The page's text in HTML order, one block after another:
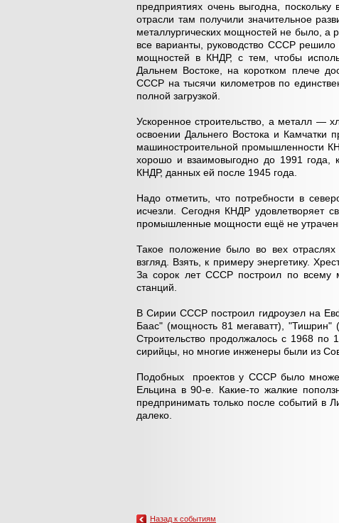
предприятиях очень выгодна,
отрасли там получили значительное
металлургических мощностей не было, а
все варианты, руководство СССР
мощностей в КНДР, с тем, чтобы
Дальнем Востоке, на коротком плече
СССР на тысячи километров по
полной загрузкой.
Ускоренное строительство, а металл —
освоении Дальнего Востока и Камчатки
машиностроительной промышленности
хорошо и взаимовыгодно до 1991 года,
КНДР, данных ей после 1945 года.
Надо отметить, что потребности в
исчезли. Сегодня КНДР удовлетворяет
промышленные мощности ещё не
Такое положение было во вех
взгляд. Взять, к примеру энергетику.
За сорок лет СССР построил по всему
станций.
В Сирии СССР построил гидроузел на
Баас" (мощность 81 мегаватт), "Тишрин"
Строительство продолжалось с 1968 по
сирийцы, но многие инженеры были из
Подобных проектов у СССР было
Ельцина в 90-е. Какие-то жалкие
предпринимать только после событий в
далеко.
Назад к событиям